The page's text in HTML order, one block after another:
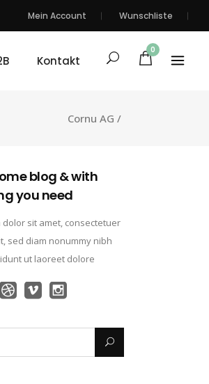
Mein Account Wunschliste
Kontakt
0
Cornu AG /
blog & with
you need
dolor sit amet, consectetuer
sed diam nonummy nibh
ut laoreet dolore